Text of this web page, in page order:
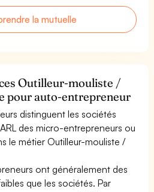
la mutuelle
Outilleur-mouliste /
pour auto-entrepreneur
distinguent les sociétés
des micro-entrepreneurs ou
le métier Outilleur-mouliste /
ont généralement des
que les sociétés. Par